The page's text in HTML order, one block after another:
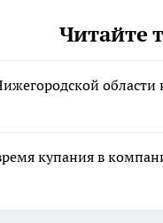
Читайте
области
купания в